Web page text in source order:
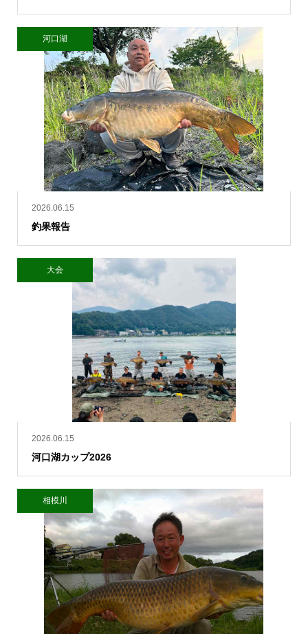
2026.06.15
釣果報告
河口湖
2026.06.15
河口湖カップ2026
大会
相模川